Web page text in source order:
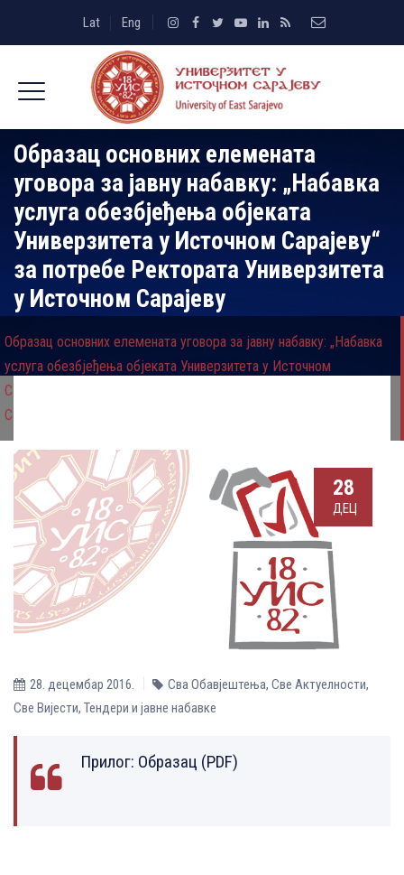
Lat Eng
Oбразац основних елемената
уговора за јавну набавку: „Набавка
услуга обезбјеђења објеката
Универзитета у Источном Сарајеву“
за потребе Ректората Универзитета
у Источном Сарајеву
Oбразац основних елемената уговора за јавну набавку: „Набавка
услуга обезбјеђења објеката Универзитета у Источном
Сарајеву“ за потребе Ректората Универзитета у Источном
Сарајеву
28
ДЕЦ
28. децембар 2016. Сва Обавјештења, Све Aктуелности,
Све Вијести, Тендери и јавне набавке
Прилог: Образац (PDF)